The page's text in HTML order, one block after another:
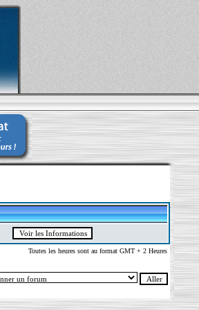
Toutes les heures sont au format GMT + 2 Heures